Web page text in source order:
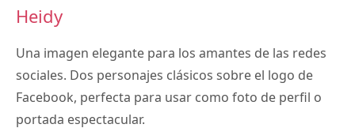
Heidy
Una imagen elegante para los amantes de las redes
sociales. Dos personajes clásicos sobre el logo de
Facebook, perfecta para usar como foto de perfil o
portada espectacular.